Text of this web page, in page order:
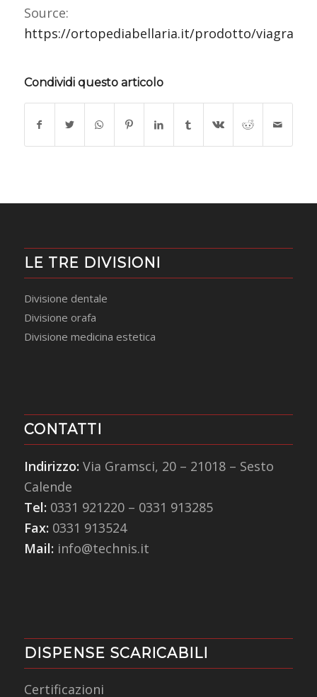
Source:
https://ortopediabellaria.it/prodotto/viagra/
Condividi questo articolo
LE TRE DIVISIONI
Divisione dentale
Divisione orafa
Divisione medicina estetica
CONTATTI
Indirizzo: Via Gramsci, 20 – 21018 – Sesto
Calende
Tel: 0331 921220– 0331 913285
Fax: 0331 913524
Mail: info@technis.it
DISPENSE SCARICABILI
Certificazioni